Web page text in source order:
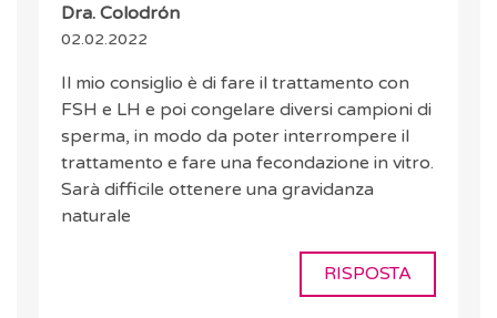
Dra. Colodrón
02.02.2022
Il mio consiglio è di fare il trattamento con
FSH e LH e poi congelare diversi campioni di
sperma, in modo da poter interrompere il
trattamento e fare una fecondazione in vitro.
Sarà difficile ottenere una gravidanza
naturale
RISPOSTA